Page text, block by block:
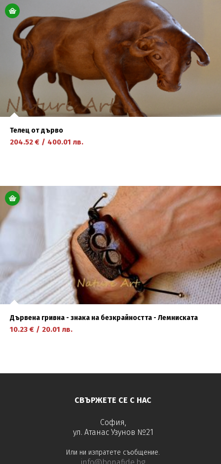
научете повече
Телец от дърво
204.52 € / 400.01 лв.
научете повече
Дървена гривна - знака на безкрайността - Лемниската
10.23 € / 20.01 лв.
СВЪРЖЕТЕ СЕ С НАС
София,
ул. Атанас Узунов №21
Или ни изпратете съобщение.